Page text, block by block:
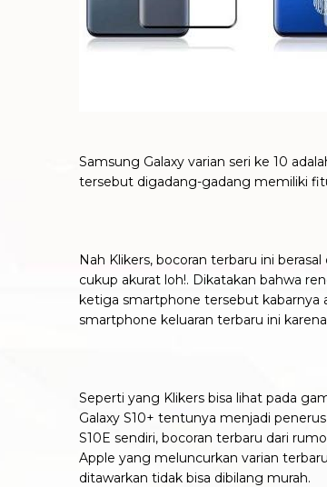
Samsung Galaxy varian seri ke 10
tersebut digadang-gadang memiliki
Nah Klikers, bocoran terbaru ini
cukup akurat loh!. Dikatakan bahwa
ketiga smartphone tersebut kabarnya
smartphone keluaran terbaru ini
Seperti yang Klikers bisa lihat pada
Galaxy S10+ tentunya menjadi
S10E sendiri, bocoran terbaru dari
Apple yang meluncurkan varian
ditawarkan tidak bisa dibilang murah.